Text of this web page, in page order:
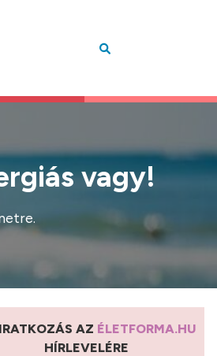
vagy!
AZ ÉLETFORMA.HU
HÍRLEVELÉRE